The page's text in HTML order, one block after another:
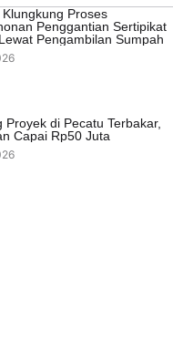
Klungkung Proses
Penggantian Sertipikat
Pengambilan Sumpah
Proyek di Pecatu Terbakar,
Capai Rp50 Juta